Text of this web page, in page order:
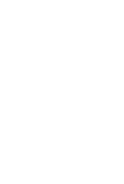
arrivano più spesso?
le richieste a dicembre
servizio proprio durante le
che
solitudine
hanno sperimentato stati
stress legati a momenti difficili
ed emotivi correlati a stress
delicati come stati depressivi
il soccorso